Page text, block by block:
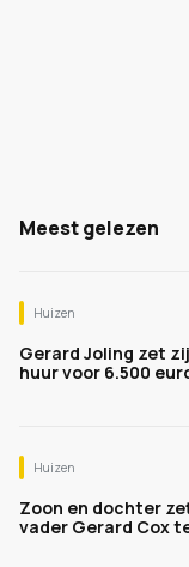
Meest gelezen
Huizen
Gerard Joling zet
huur voor 6.500
Huizen
Zoon en dochter
vader Gerard Cox